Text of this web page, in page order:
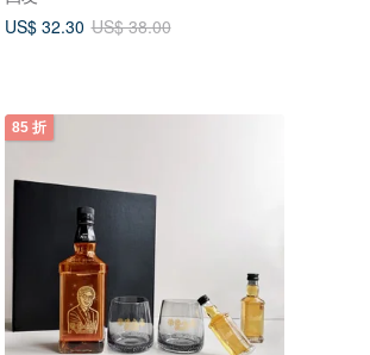
US$ 32.30 US$ 38.00
85 折